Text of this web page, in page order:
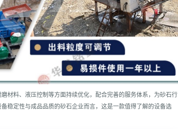
材料、液压控制等方面持续优化，配合完善的服务体系，为砂石行
稳定性与成品品质的砂石企业而言，这是一款值得了解的设备选